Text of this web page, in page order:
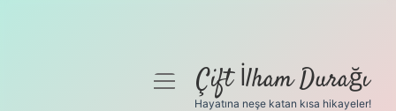
menüyüÇift İlham Durağı
Hayatına neşe katan kısa hikayeler!